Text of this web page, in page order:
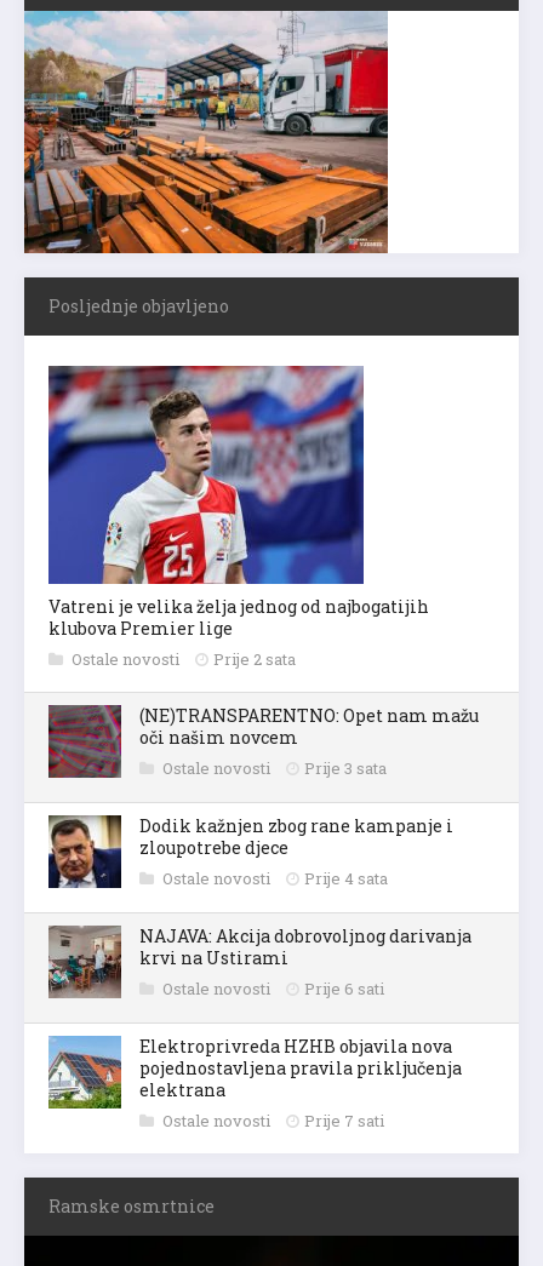
Posljednje objavljeno
Vatreni je velika želja jednog od najbogatijih
klubova Premier lige
Ostale novosti Prije 2 sata
(NE)TRANSPARENTNO: Opet nam mažu
oči našim novcem
Ostale novosti Prije 3 sata
Dodik kažnjen zbog rane kampanje i
zloupotrebe djece
Ostale novosti Prije 4 sata
NAJAVA: Akcija dobrovoljnog darivanja
krvi na Ustirami
Ostale novosti Prije 6 sati
Elektroprivreda HZHB objavila nova
pojednostavljena pravila priključenja
elektrana
Ostale novosti Prije 7 sati
Ramske osmrtnice